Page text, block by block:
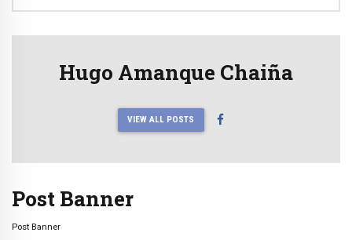
Hugo Amanque Chaiña
VIEW ALL POSTS
Post Banner
Post Banner